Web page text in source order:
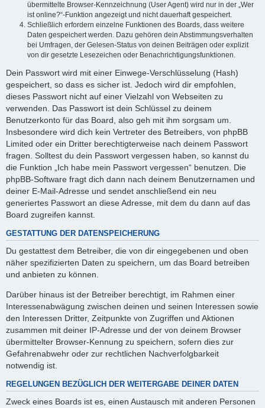
übermittelte Browser-Kennzeichnung (User Agent) wird nur in der „Wer
ist online?“-Funktion angezeigt und nicht dauerhaft gespeichert.
Schließlich erfordern einzelne Funktionen des Boards, dass weitere
Daten gespeichert werden. Dazu gehören dein Abstimmungsverhalten
bei Umfragen, der Gelesen-Status von deinen Beiträgen oder explizit
von dir gesetzte Lesezeichen oder Benachrichtigungsfunktionen.
Dein Passwort wird mit einer Einwege-Verschlüsselung (Hash)
gespeichert, so dass es sicher ist. Jedoch wird dir empfohlen,
dieses Passwort nicht auf einer Vielzahl von Webseiten zu
verwenden. Das Passwort ist dein Schlüssel zu deinem
Benutzerkonto für das Board, also geh mit ihm sorgsam um.
Insbesondere wird dich kein Vertreter des Betreibers, von phpBB
Limited oder ein Dritter berechtigterweise nach deinem Passwort
fragen. Solltest du dein Passwort vergessen haben, so kannst du
die Funktion „Ich habe mein Passwort vergessen“ benutzen. Die
phpBB-Software fragt dich dann nach deinem Benutzernamen und
deiner E-Mail-Adresse und sendet anschließend ein neu
generiertes Passwort an diese Adresse, mit dem du dann auf das
Board zugreifen kannst.
GESTATTUNG DER DATENSPEICHERUNG
Du gestattest dem Betreiber, die von dir eingegebenen und oben
näher spezifizierten Daten zu speichern, um das Board betreiben
und anbieten zu können.
Darüber hinaus ist der Betreiber berechtigt, im Rahmen einer
Interessenabwägung zwischen deinen und seinen Interessen sowie
den Interessen Dritter, Zeitpunkte von Zugriffen und Aktionen
zusammen mit deiner IP-Adresse und der von deinem Browser
übermittelter Browser-Kennung zu speichern, sofern dies zur
Gefahrenabwehr oder zur rechtlichen Nachverfolgbarkeit
notwendig ist.
REGELUNGEN BEZÜGLICH DER WEITERGABE DEINER DATEN
Zweck eines Boards ist es, einen Austausch mit anderen Personen